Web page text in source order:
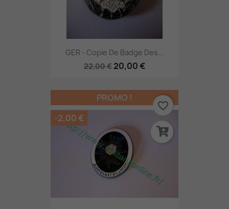
GER - Copie De Badge Des...
22,00 € 20,00 €
PROMO !
-2,00 €
favorite_border